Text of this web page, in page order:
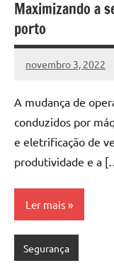
Maximizando a
porto
novembro 3, 2022
DafoBrasil
Nenhum
A mudança de
conduzidos por
e eletrificação de
produtividade e a
Ler mais
Segurança